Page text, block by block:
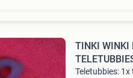
TINKI WINKI
Teletubbies: